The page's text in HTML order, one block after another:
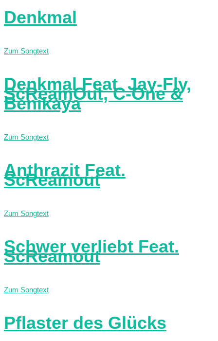
Denkmal
Zum Songtext
Denkmal Feat. Jay-Fly,
ScReamOut, C-One &
Benikaya
Zum Songtext
Anthrazit Feat.
ScReamout
Zum Songtext
Schwer verliebt Feat.
ScReamout
Zum Songtext
Pflaster des Glücks